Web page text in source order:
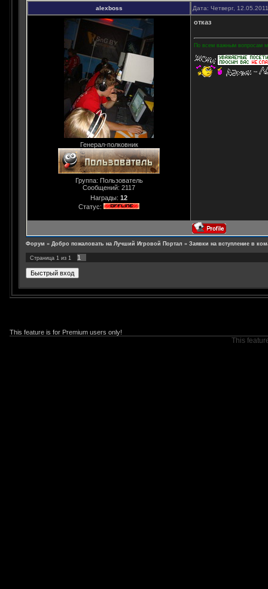
alexboss Дата: Четверг,
Генерал-полковник
Группа: Пользователь
Сообщений: 2117
Награды: 12
Статус:
отказ
По всем важным вопросам
Форум » Добро пожаловать на Лучший Игровой Портал » Заявки на вступление в
Страница 1 из 1 1
This feature is for Premium users only!
This